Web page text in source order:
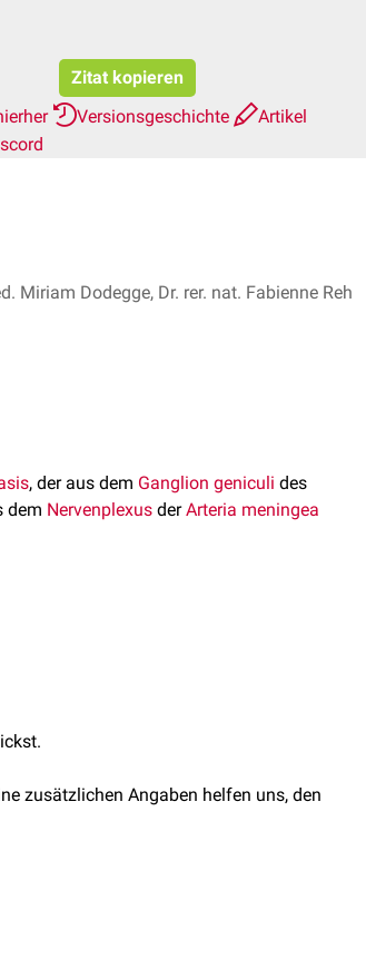
Zitat kopieren
Versionsgeschichte
Artikel
Miriam Dodegge, Dr. rer. nat. Fabienne Reh
, der aus dem Ganglion geniculi des
dem Nervenplexus derArteria meningea
Nerves
zusätzlichen Angaben helfen uns, den